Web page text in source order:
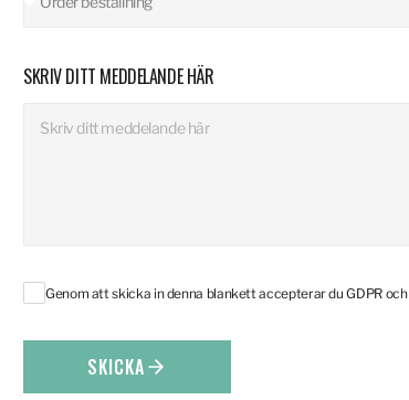
SKRIV DITT MEDDELANDE HÄR
Genom att skicka in denna blankett accepterar du GDPR och
SKICKA